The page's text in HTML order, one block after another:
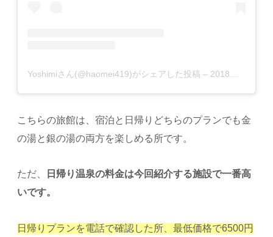
Yoshimiさん(@haomei419)がシェアした投稿 – 2018年 9月月20日午前2時49分PDT
こちらの旅館は、宿泊と日帰りどちらのプランでも金
の湯と銀の湯の両方を楽しめる所です。
ただ、
日帰り温泉の料金は今回紹介する施設で一番高
いです。
日帰りプランを電話で確認した所、最低価格で6500円